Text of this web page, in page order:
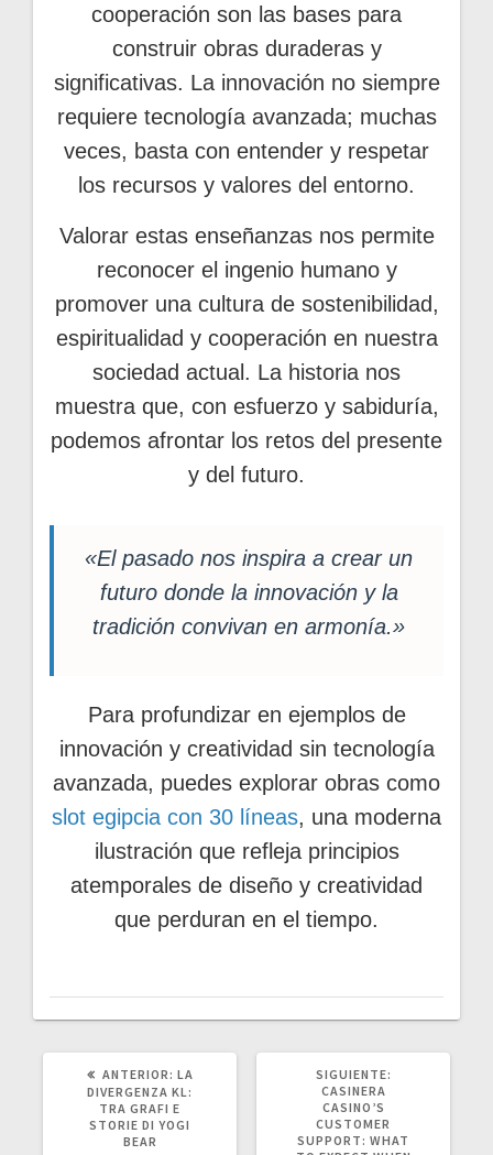
cooperación son las bases para
construir obras duraderas y
significativas. La innovación no siempre
requiere tecnología avanzada; muchas
veces, basta con entender y respetar
los recursos y valores del entorno.
Valorar estas enseñanzas nos permite
reconocer el ingenio humano y
promover una cultura de sostenibilidad,
espiritualidad y cooperación en nuestra
sociedad actual. La historia nos
muestra que, con esfuerzo y sabiduría,
podemos afrontar los retos del presente
y del futuro.
«El pasado nos inspira a crear un
futuro donde la innovación y la
tradición convivan en armonía.»
Para profundizar en ejemplos de
innovación y creatividad sin tecnología
avanzada, puedes explorar obras como
slot egipcia con 30 líneas, una moderna
ilustración que refleja principios
atemporales de diseño y creatividad
que perduran en el tiempo.
ANTERIOR: POST
ANTERIOR:
LA
DIVERGENZA KL:
TRA GRAFI E
STORIE DI YOGI
BEAR
SIGUIENTE:
CASINERA
CASINO’S
CUSTOMER
SUPPORT: WHAT